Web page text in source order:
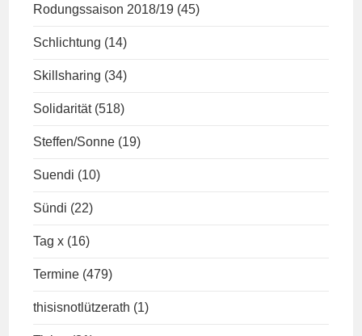
Rodungssaison 2018/19 (45)
Schlichtung (14)
Skillsharing (34)
Solidarität (518)
Steffen/Sonne (19)
Suendi (10)
Sündi (22)
Tag x (16)
Termine (479)
thisisnotlützerath (1)